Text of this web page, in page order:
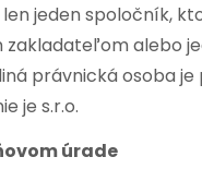
jeden spoločník,
zakladateľom alebo
právnická osoba
je s.r.o.
úrade